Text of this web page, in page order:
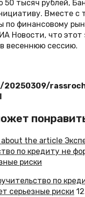
50 тысяч рублей,
Вместе с
по финансовому
Новости, что
весеннюю сессию.
по
серьезные риски